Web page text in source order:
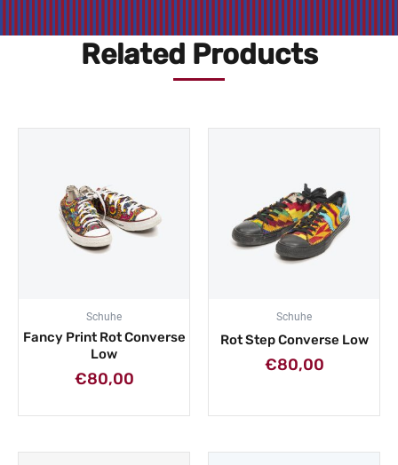
Related Products
Schuhe
Fancy Print Rot Converse
Low
€80,00
Schuhe
Rot Step Converse Low
€80,00